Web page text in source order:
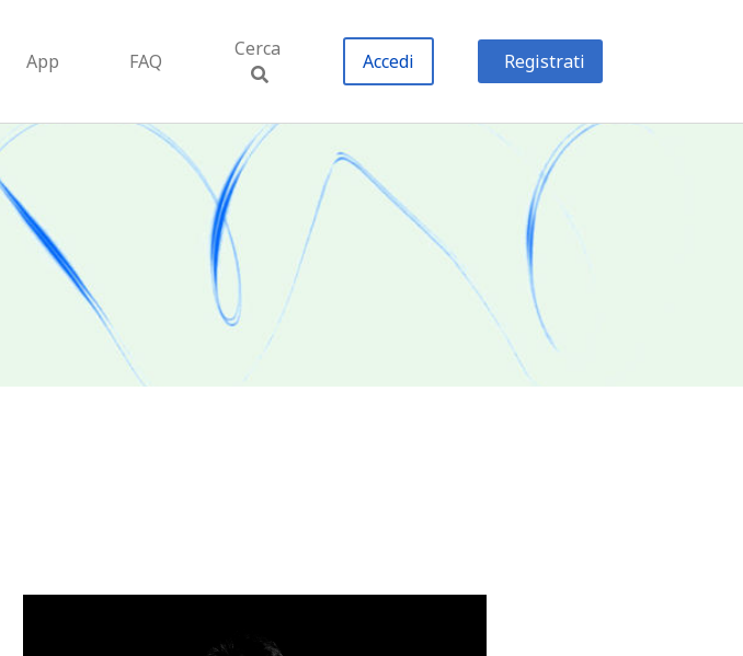
App FAQ
Cerca
Accedi Registrati